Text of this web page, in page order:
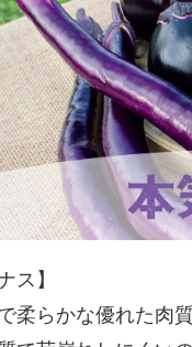
ス】
柔らかな優れた肉